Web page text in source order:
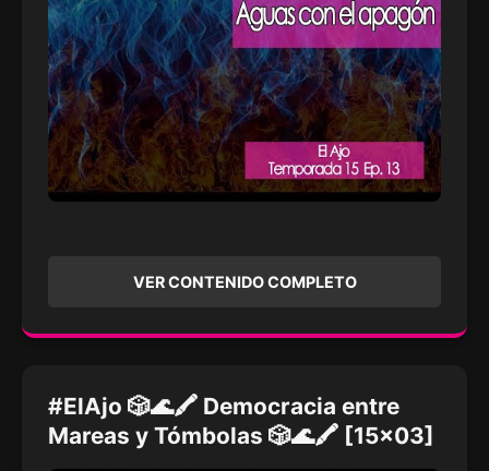
VER CONTENIDO COMPLETO
#ElAjo 🎲🌊🖍 Democracia entre
Mareas y Tómbolas 🎲🌊🖍 [15x03]